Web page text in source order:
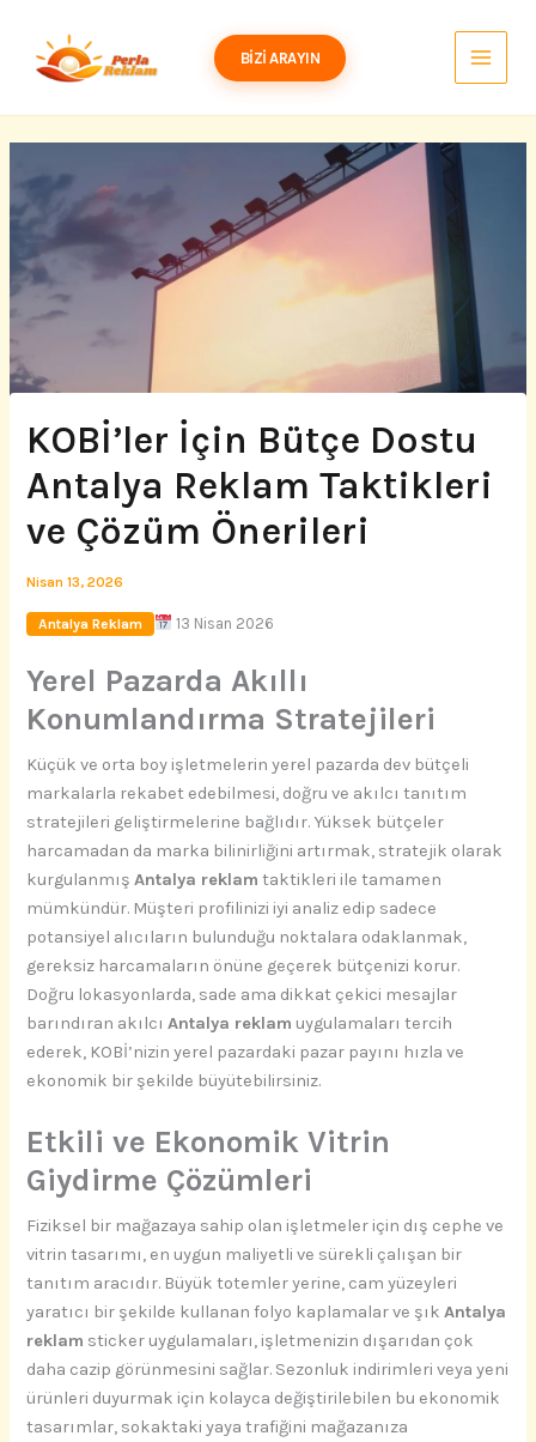
BIZI ARAYIN
KOBİ’ler İçin Bütçe Dostu
Antalya Reklam Taktikleri
ve Çözüm Önerileri
Nisan 13, 2026
Antalya Reklam 13 Nisan 2026
Yerel Pazarda Akıllı
Konumlandırma Stratejileri
Küçük ve orta boy işletmelerin yerel pazarda dev bütçeli
markalarla rekabet edebilmesi, doğru ve akılcı tanıtım
stratejileri geliştirmelerine bağlıdır. Yüksek bütçeler
harcamadan da marka bilinirliğini artırmak, stratejik olarak
kurgulanmışAntalya reklam taktikleri ile tamamen
mümkündür. Müşteri profilinizi iyi analiz edip sadece
potansiyel alıcıların bulunduğu noktalara odaklanmak,
gereksiz harcamaların önüne geçerek bütçenizi korur.
Doğru lokasyonlarda, sade ama dikkat çekici mesajlar
barındıran akılcıAntalya reklam uygulamaları tercih
ederek, KOBİ’nizin yerel pazardaki pazar payını hızla ve
ekonomik bir şekilde büyütebilirsiniz.
Etkili ve Ekonomik Vitrin
Giydirme Çözümleri
Fiziksel bir mağazaya sahip olan işletmeler için dış cephe ve
vitrin tasarımı, en uygun maliyetli ve sürekli çalışan bir
tanıtım aracıdır. Büyük totemler yerine, cam yüzeyleri
yaratıcı bir şekilde kullanan folyo kaplamalar ve şıkAntalya
reklam sticker uygulamaları, işletmenizin dışarıdan çok
daha cazip görünmesini sağlar. Sezonluk indirimleri veya yeni
ürünleri duyurmak için kolayca değiştirilebilen bu ekonomik
tasarımlar, sokaktaki yaya trafiğini mağazanıza